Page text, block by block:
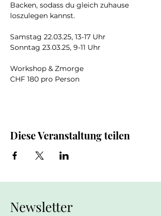
Backen, sodass du gleich zuhause
loszulegen kannst.
Samstag 22.03.25, 13-17 Uhr
Sonntag 23.03.25, 9-11 Uhr
Workshop & Zmorge
CHF 180 pro Person
Diese Veranstaltung teilen
Newsletter